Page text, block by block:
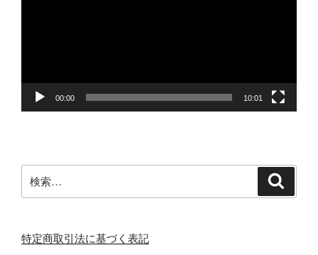
00:00 10:01
索:
特定商取引法に基づく表記